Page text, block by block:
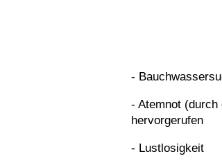
-
- Atemnot
hervorgerufen
- Lustlosigkeit